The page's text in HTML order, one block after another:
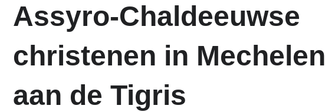
Assyro-Chaldeeuwse
christenen in Mechelen
aan de Tigris